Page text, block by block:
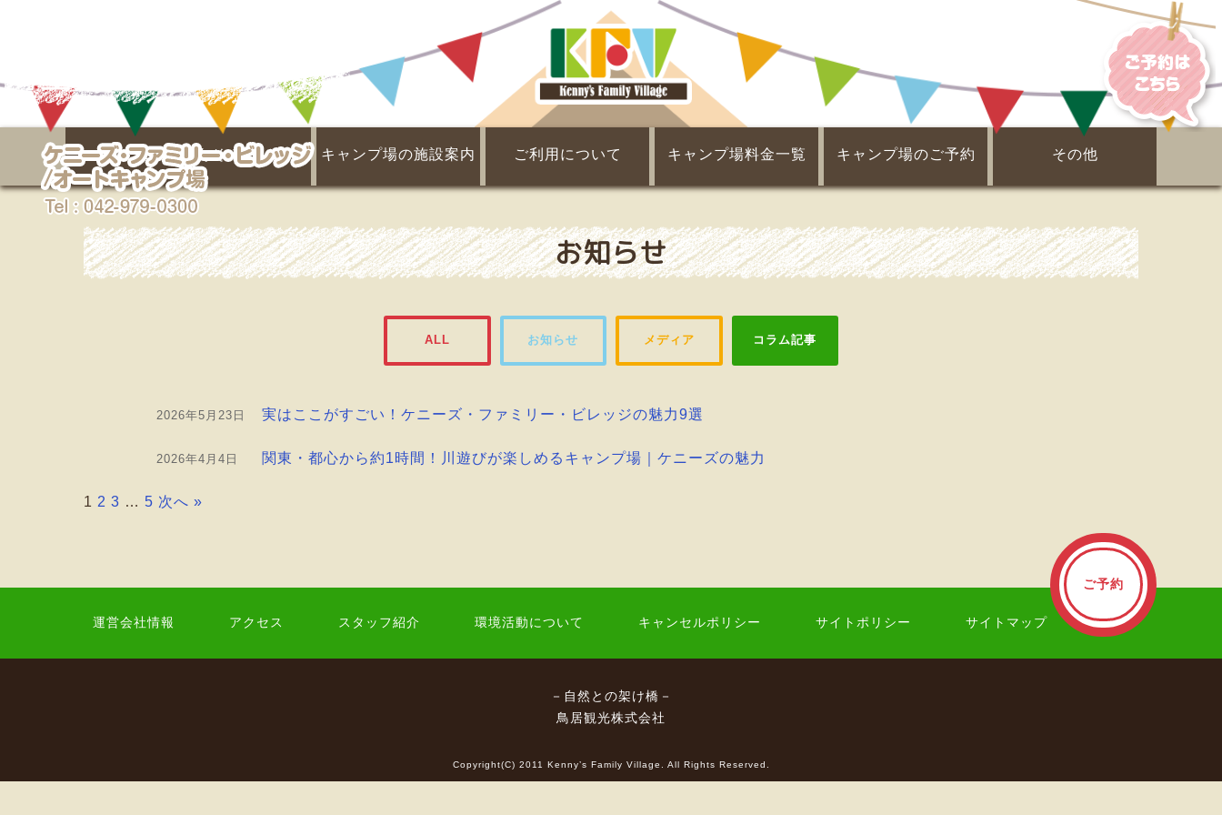
埼玉県キャンプ場なら
ケニーズであそぶ！
名栗川と天然プール
マス釣り場
あそびの広場
イベント
季節の楽しみ
キャンプ場の施設案内 ご利用について キャンプ場料金一覧 キャンプ場のご予約 その他
お知らせ
ALL お知らせ メディア コラム記事
2026年5月23日 実はここがすごい！ケニーズ・ファミリー・ビレッジの魅力9選
2026年4月4日 関東・都心から約1時間！川遊びが楽しめるキャンプ場｜ケニーズの魅力
1 2 3 … 5 次へ »
ご予約
運営会社情報 アクセス スタッフ紹介 環境活動について キャンセルポリシー サイトポリシー サイトマップ
－自然との架け橋－
鳥居観光株式会社
Copyright(C) 2011 Kenny’s Family Village. All Rights Reserved.